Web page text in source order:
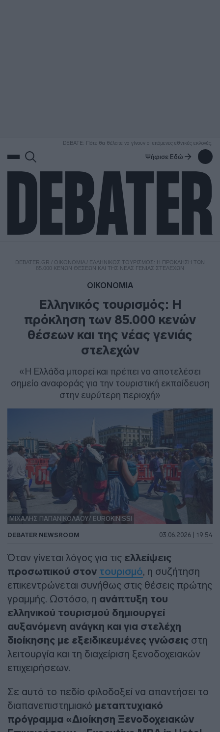
DEBATE: Πότε θα θέλατε να γίνουν οι επόμενες εθνικές εκλογές;
Ψήφισε Εδώ
DEBATER.GR / ΟΙΚΟΝΟΜΙΑ/ ΕΛΛΗΝΙΚΌΣ ΤΟΥΡΙΣΜΌΣ: Η ΠΡΌΚΛΗΣΗ ΤΩΝ
85.000 ΚΕΝΏΝ ΘΈΣΕΩΝ ΚΑΙ ΤΗΣ ΝΈΑΣ ΓΕΝΙΆΣ ΣΤΕΛΕΧΏΝ
ΟΙΚΟΝΟΜΙΑ
Ελληνικός τουρισμός: Η
πρόκληση των 85.000 κενών
θέσεων και της νέας γενιάς
στελεχών
«Η Ελλάδα μπορεί και πρέπει να αποτελέσει
σημείο αναφοράς για την τουριστική εκπαίδευση
στην ευρύτερη περιοχή»
ΜΙΧΑΛΗΣ ΠΑΠΑΝΙΚΟΛΑΟΥ/ EUROKINISSI
DEBATER NEWSROOM 03.06.2026 | 19:54
Όταν γίνεται λόγος για τις ελλείψεις
προσωπικού στον τουρισμό, η συζήτηση
επικεντρώνεται συνήθως στις θέσεις πρώτης
γραμμής. Ωστόσο, η ανάπτυξη του
ελληνικού τουρισμού δημιουργεί
αυξανόμενη ανάγκη και για στελέχη
διοίκησης με εξειδικευμένες γνώσεις στη
λειτουργία και τη διαχείριση ξενοδοχειακών
επιχειρήσεων.
Σε αυτό το πεδίο φιλοδοξεί να απαντήσει το
διαπανεπιστημιακό μεταπτυχιακό
πρόγραμμα «Διοίκηση Ξενοδοχειακών